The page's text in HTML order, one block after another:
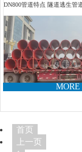
DN800管道特点 隧道逃生管
MORE
首页
上一页